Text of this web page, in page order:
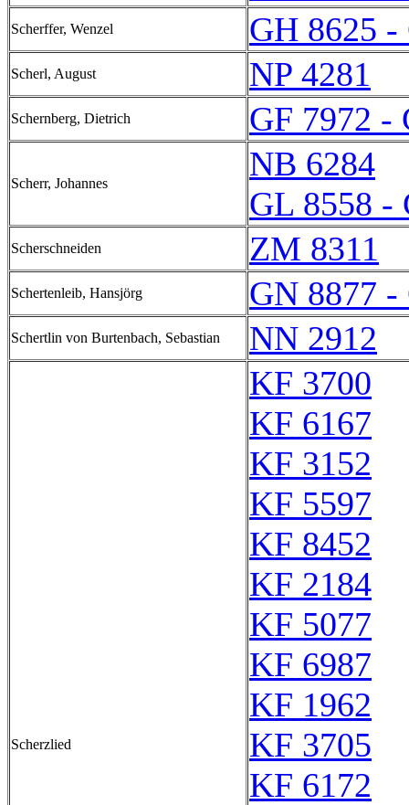
Scherffer, Wenzel GH 8625 -
Scherl, August NP 4281
Schernberg, Dietrich GF 7972 -
Scherr, Johannes
NB 6284
GL 8558 -
Scherschneiden ZM 8311
Schertenleib, Hansjörg GN 8877 -
Schertlin von Burtenbach, Sebastian NN 2912
Scherzlied
KF 3700
KF 6167
KF 3152
KF 5597
KF 8452
KF 2184
KF 5077
KF 6987
KF 1962
KF 3705
KF 6172